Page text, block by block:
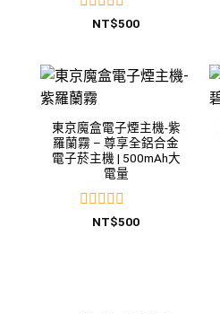
評
滿
分
5
NT$500
東京魔盒電子煙主機-紫
羅蘭霧 – 尊享全鋁合金
電子菸主機 | 500mAh大
電量
評NT$500